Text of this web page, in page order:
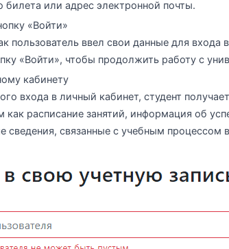
билета или адрес электронной почты.
«Войти»
пользователь ввел свои данные для
«Войти», чтобы продолжить работу с
кабинету
входа в личный кабинет, студент
как расписание занятий, информация об
сведения, связанные с учебным процессом